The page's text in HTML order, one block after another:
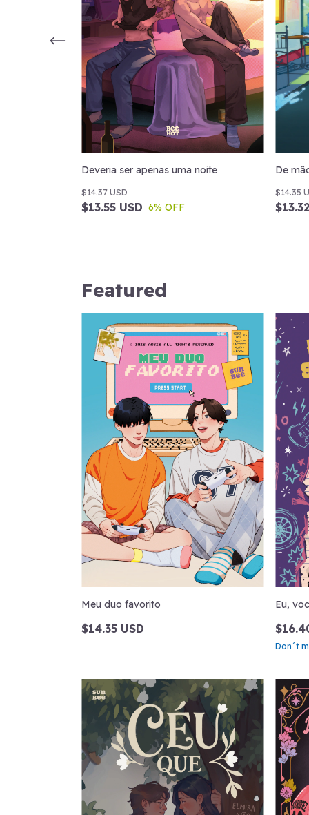
Deveria ser apenas uma noite
$13.55 USD
$14.37 USD
6% OFF
De
$14.35
Featured
Meu duo favorito
$14.35 USD
Eu,
Don´t